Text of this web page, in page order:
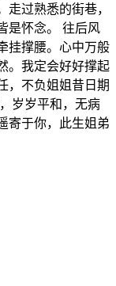
过熟悉的街巷，
是怀念。 往后风
挂撑腰。心中万般
。我定会好好撑起
，不负姐姐昔日期
岁岁平和，无病
寄于你，此生姐弟